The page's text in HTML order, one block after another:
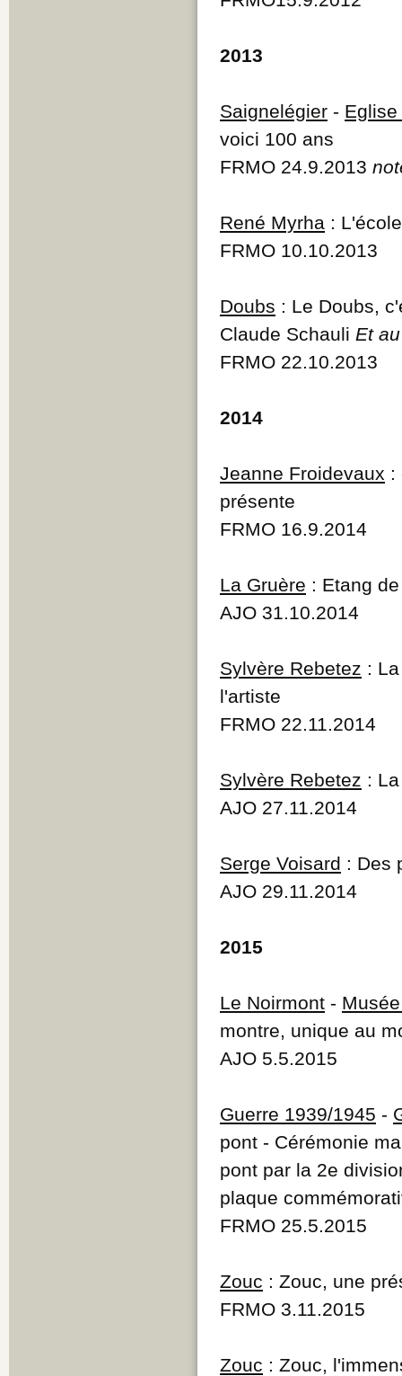
2013
Saignelégier -
voici 100 ans
FRMO 24.9.2013
René Myrha :
FRMO 10.10.2013
Doubs : Le Doubs,
Claude Schauli Et
FRMO 22.10.2013
2014
Jeanne Froidevaux :
présente
FRMO 16.9.2014
La Gruère : Etang
AJO 31.10.2014
Sylvère Rebetez :
l'artiste
FRMO 22.11.2014
Sylvère Rebetez :
AJO 27.11.2014
Serge Voisard : Des
AJO 29.11.2014
2015
Le Noirmont -
montre, unique au
AJO 5.5.2015
Guerre 1939/1945 -
pont - Cérémonie
pont par la 2e
plaque
FRMO 25.5.2015
Zouc : Zouc, une
FRMO 3.11.2015
Zouc : Zouc,